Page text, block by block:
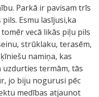
Parkā ir pavisam trīs
Esmu lasījusi,ka
vecā likās piļu pils
strūklaku, terasēm,
namiņa, kas
uzdurties termām, tās
jo biju nogurusi pēc
medības atjaunot